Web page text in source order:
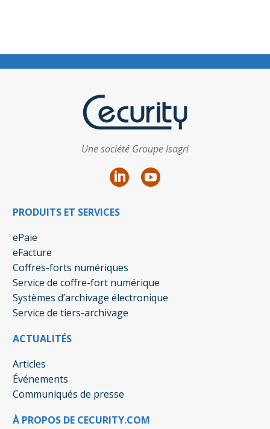
Une société Groupe Isagri
PRODUITS ET SERVICES
ePaie
eFacture
Coffres-forts numériques
Service de coffre-fort numérique
Systèmes d’archivage électronique
Service de tiers-archivage
ACTUALITÉS
Articles
Événements
Communiqués de presse
À PROPOS DE CECURITY.COM